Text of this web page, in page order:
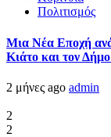
Πολιτισμός
Μια Νέα Εποχή
Κιάτο και τον
2 μήνες ago admin
2
2